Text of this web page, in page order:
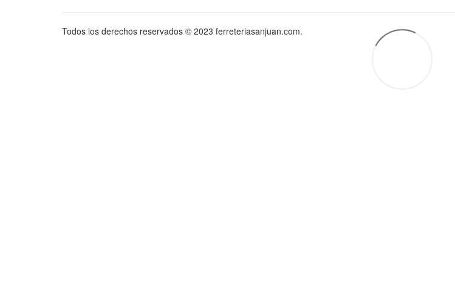
Todos los derechos reservados © 2023 ferreteriasanjuan.com.